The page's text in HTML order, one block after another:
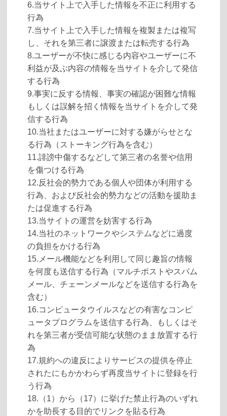
6.当サイト上で入手した情報を不正に利用する
行為
7.当サイト上で入手した情報を複製または複写
し、それを第三者に譲渡または転売する行為
8.ユーザーが不快に感じる内容やユーザーに不
利益が及ぶ内容の情報を当サイトを介して発信
する行為
9.事実に反する情報、事実の確認が困難な情報
もしくは誤解を招く情報を当サイトを介して発
信する行為
10.当社またはユーザーに対する嫌がらせとな
る行為（ストーキング行為を含む）
11.誹謗中傷するなどして第三者の名誉や信用
を傷つける行為
12.反社会的勢力である個人や団体が利用する
行為、および反社会的勢力などの活動を援助ま
たは促進する行為
13.当サイトの運営を妨害する行為
14.当社のネットワークやシステムなどに過度
の負担をかける行為
15.メール機能などを利用して同じ趣旨の情報
を何度も送信する行為（マルチポストやスパム
メール、チェーンメールなどを送信する行為を
含む）
16.コンピュータウイルスなどの有害なコンピ
ュータプログラムを送信する行為、もしくはそ
れを第三者が受信可能な状態のまま放置する行
為
17.規約への違反によりサービスの提供を停止
されたにもかかわらず再度当サイトに登録を行
う行為
18.（1）から（17）に挙げた禁止行為のいずれ
かを助長する目的でリンクを貼る行為